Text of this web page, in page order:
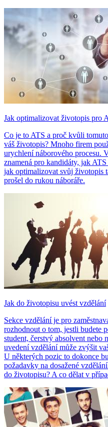
Jak optimalizovat životopis pro
Co je to ATS a proč kvůli
váš životopis? Mnoho firem
urychlení náborového procesu.
znamená pro kandidáty, jak
jak optimalizovat svůj životopis
prošel do rukou náboráře.
Jak do životopisu uvést vzdělání
Sekce vzdělání je pro
rozhodnout o tom, jestli budete
student, čerstvý absolvent nebo
uvedení vzdělání může zvýšit
U některých pozic to dokonce
požadavky na dosažené
do životopisu? A co dělat v